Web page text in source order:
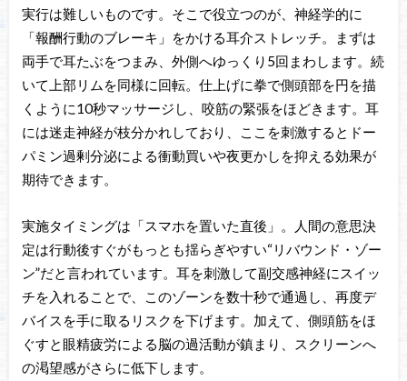
実行は難しいものです。そこで役立つのが、神経学的に
「報酬行動のブレーキ」をかける耳介ストレッチ。まずは
両手で耳たぶをつまみ、外側へゆっくり5回まわします。続
いて上部リムを同様に回転。仕上げに拳で側頭部を円を描
くように10秒マッサージし、咬筋の緊張をほどきます。耳
には迷走神経が枝分かれしており、ここを刺激するとドー
パミン過剰分泌による衝動買いや夜更かしを抑える効果が
期待できます。
実施タイミングは「スマホを置いた直後」。人間の意思決
定は行動後すぐがもっとも揺らぎやすい“リバウンド・ゾー
ン”だと言われています。耳を刺激して副交感神経にスイッ
チを入れることで、このゾーンを数十秒で通過し、再度デ
バイスを手に取るリスクを下げます。加えて、側頭筋をほ
ぐすと眼精疲労による脳の過活動が鎮まり、スクリーンへ
の渇望感がさらに低下します。